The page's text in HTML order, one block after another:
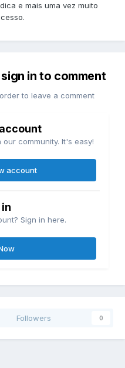
e mais uma vez muito
in to comment
to leave a comment
community. It's easy!
account
Sign in here.
Followers 0